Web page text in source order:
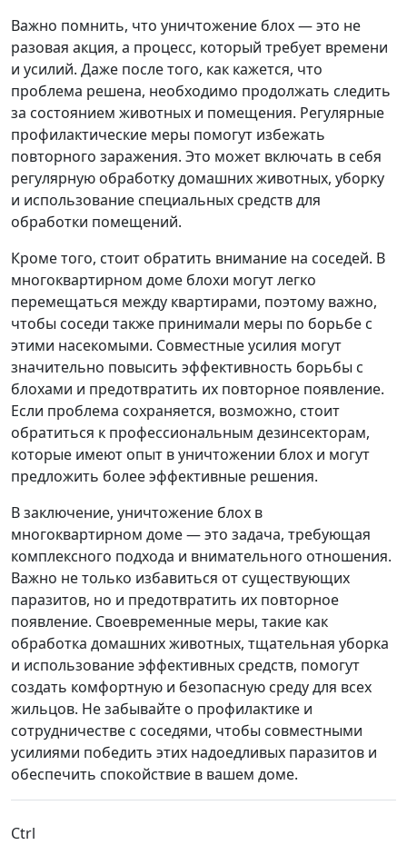
Важно помнить, что уничтожение блох — это не
разовая акция, а процесс, который требует времени
и усилий. Даже после того, как кажется, что
проблема решена, необходимо продолжать следить
за состоянием животных и помещения. Регулярные
профилактические меры помогут избежать
повторного заражения. Это может включать в себя
регулярную обработку домашних животных, уборку
и использование специальных средств для
обработки помещений.
Кроме того, стоит обратить внимание на соседей. В
многоквартирном доме блохи могут легко
перемещаться между квартирами, поэтому важно,
чтобы соседи также принимали меры по борьбе с
этими насекомыми. Совместные усилия могут
значительно повысить эффективность борьбы с
блохами и предотвратить их повторное появление.
Если проблема сохраняется, возможно, стоит
обратиться к профессиональным дезинсекторам,
которые имеют опыт в уничтожении блох и могут
предложить более эффективные решения.
В заключение, уничтожение блох в
многоквартирном доме — это задача, требующая
комплексного подхода и внимательного отношения.
Важно не только избавиться от существующих
паразитов, но и предотвратить их повторное
появление. Своевременные меры, такие как
обработка домашних животных, тщательная уборка
и использование эффективных средств, помогут
создать комфортную и безопасную среду для всех
жильцов. Не забывайте о профилактике и
сотрудничестве с соседями, чтобы совместными
усилиями победить этих надоедливых паразитов и
обеспечить спокойствие в вашем доме.
Ctrl